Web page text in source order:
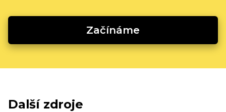
Začínáme
Další zdroje